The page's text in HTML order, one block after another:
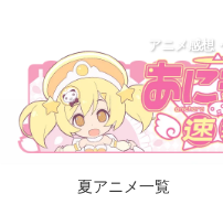
アニメ感想
夏アニメ一覧